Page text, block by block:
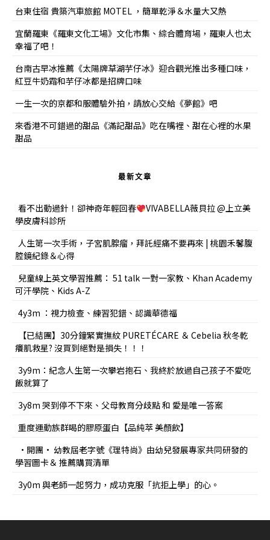
台東住宿 貴築汽車旅館 MOTEL ，簡單乾淨＆水量大又熱
宜蘭羅東《羅東文化工場》文化市集、綜合體育場，羅東人也太
幸福了吧！
台南古早冰推薦《太陽牌草湖芋仔冰》迎合觀光推出多種口味，
紅豆牛奶霜和芋仔冰都是招牌口味
一生一次的京都和服體驗外拍，請放心交給《夢館》吧
來香港不可錯過的甜品《滿記甜品》吃在嘴裡、甜在心裡的水果
甜品
最新文章
看不出動過針！卻神奇年輕回春
VIVABELLA薇貝拉 @上立美
學皮膚科診所
人生第一次手術，子宮肌腺瘤，拜託經痛不要再來 | 桃園禾馨腹
腔鏡紀錄＆心得
兒童線上英文學習推薦： 51 talk 一對一家教、Khan Academy
可汗學院、Kids A-Z
4y3m ：視力檢查、練習犯錯、認識華德福
【已結團】30分鐘緊實撫紋 PURETÉCARE ＆ Cebelia 秋冬乾
癢肌救星? 沒買到絕對是損失！！！
3y9m：紀念人生第一次攀岩抱石、我終於放過自己孩子不愛吃
飯就算了
3y8m 哭到停不下來、父母教育分歧點 和 愛是唯一答案
重度運動族群喝的膠原蛋白【品純萃 美顏飲】
•開團• 幼教屆老字號《理特尚》由幼兒發展專家共同研發的
學習圖卡＆ 推薦購買清單
3y0m 與老師一起努力，成功克服「抗拒上學」的心。